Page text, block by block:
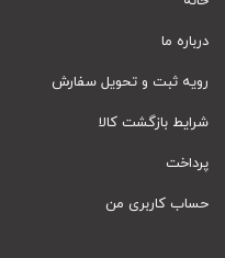
درباره ما
رویه ثبت و تحویل سفارش
شرایط بازگشت کالا
پرداخت
حساب کاربری من